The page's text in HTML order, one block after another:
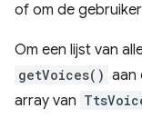
of om de
Om een ​​lijst van
getVoices() aan
array van